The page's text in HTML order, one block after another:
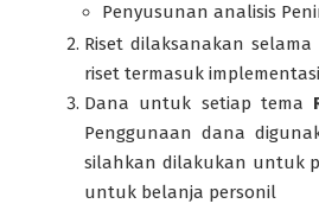
Penyusunan analisis
Riset dilaksanakan
riset termasuk
Dana untuk setiap tema
Penggunaan dana
silahkan dilakukan untuk
untuk belanja personil